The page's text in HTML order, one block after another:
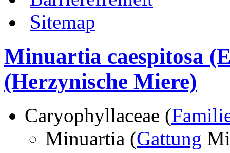
Sitemap
Minuartia caespitosa
(Herzynische Miere)
Caryophyllaceae (
Minuartia (Gattung